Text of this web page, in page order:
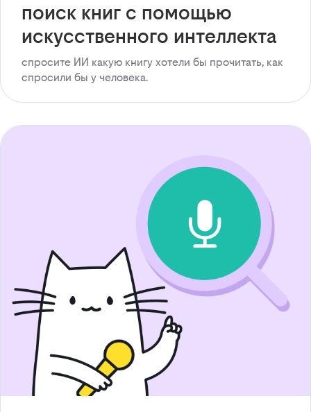
поиск книг с помощью
искусственного интеллекта
спросите ИИ какую книгу хотели бы прочитать, как
спросили бы у человека.